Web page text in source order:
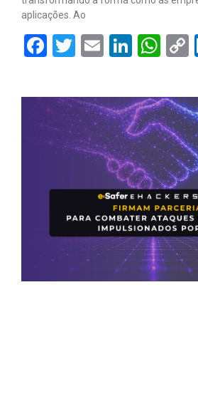
aplicações. Ao
Facebook
Twitter
Email